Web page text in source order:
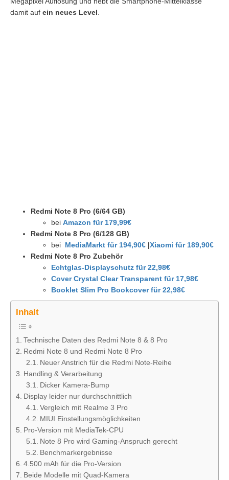
damit auf ein neues Level.
Redmi Note 8 Pro (6/64 GB)
bei Amazon für 179,99€
Redmi Note 8 Pro (6/128 GB)
bei MediaMarkt für 194,90€ |Xiaomi für 189,90€
Redmi Note 8 Pro Zubehör
Echtglas-Displayschutz für 22,98€
Cover Crystal Clear Transparent für 17,98€
Booklet Slim Pro Bookcover für 22,98€
Inhalt
Technische Daten des Redmi Note 8 & 8 Pro
Redmi Note 8 und Redmi Note 8 Pro
Neuer Anstrich für die Redmi Note-Reihe
Handling & Verarbeitung
Dicker Kamera-Bump
Display leider nur durchschnittlich
Vergleich mit Realme 3 Pro
MIUI Einstellungsmöglichkeiten
Pro-Version mit MediaTek-CPU
Note 8 Pro wird Gaming-Anspruch gerecht
Benchmarkergebnisse
4.500 mAh für die Pro-Version
Beide Modelle mit Quad-Kamera